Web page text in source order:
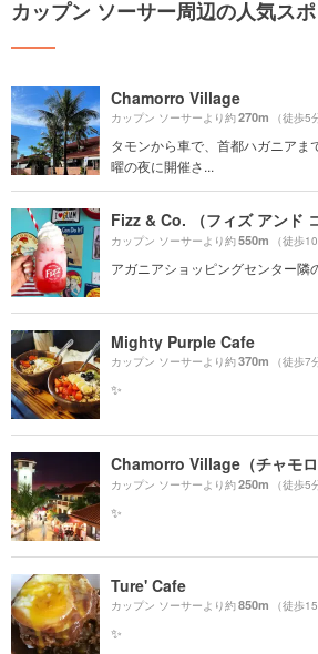
カップン ソーサー周辺の人気ス
Chamorro Village
カップン ソーサーより約270m （徒歩5
タモンから車で、首都ハガニアま
曜の夜に開催さ...
Fizz & Co. （フィズ アンド
カップン ソーサーより約550m （徒歩10
アガニアショッピングセンター隣
Mighty Purple Cafe
カップン ソーサーより約370m （徒歩7
✨
Chamorro Village（チャモロ
カップン ソーサーより約250m （徒歩5
✨
Ture' Cafe
カップン ソーサーより約850m （徒歩15
✨